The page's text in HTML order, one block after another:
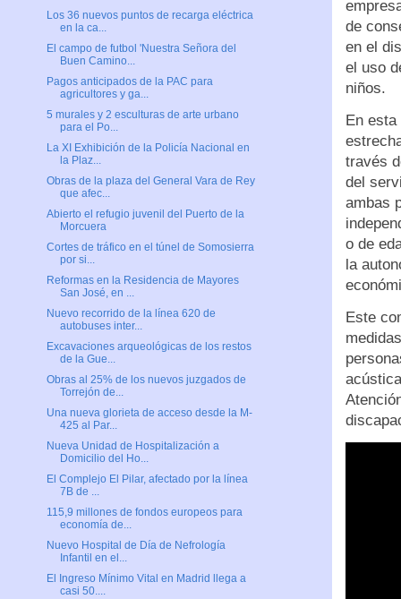
de
en el
el uso
niños.
En esta
través
del
ambas
o de
la
Este
Los 36 nuevos puntos de recarga eléctrica
en la ca...
El campo de futbol 'Nuestra Señora del
Buen Camino...
Pagos anticipados de la PAC para
agricultores y ga...
5 murales y 2 esculturas de arte urbano
para el Po...
La XI Exhibición de la Policía Nacional en
la Plaz...
Obras de la plaza del General Vara de Rey
que afec...
Abierto el refugio juvenil del Puerto de la
Morcuera
Cortes de tráfico en el túnel de Somosierra
por si...
Reformas en la Residencia de Mayores
San José, en ...
Nuevo recorrido de la línea 620 de
autobuses inter...
Excavaciones arqueológicas de los restos
de la Gue...
Obras al 25% de los nuevos juzgados de
Torrejón de...
Una nueva glorieta de acceso desde la M-
425 al Par...
Nueva Unidad de Hospitalización a
Domicilio del Ho...
El Complejo El Pilar, afectado por la línea
7B de ...
115,9 millones de fondos europeos para
economía de...
Nuevo Hospital de Día de Nefrología
Infantil en el...
El Ingreso Mínimo Vital en Madrid llega a
casi 50....